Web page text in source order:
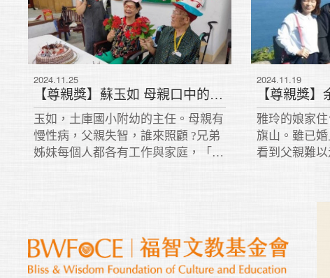
2024.11.25
【尊親獎】蘇玉如 母親口中的桶箍
玉如，土庫國小附幼的主任。母親有
慢性病，父親失智，誰來照顧 ?兄弟
姊妹每個人都各有工作與家庭，「好
和樂溫馨的家風。難怪媽媽說:玉如
是「桶箍」! 把全家人「箍」在一
起。
2024.11.19
雅玲的娘家
旗山。雖已
看到父親難
法隨侍父親
人同住，並且